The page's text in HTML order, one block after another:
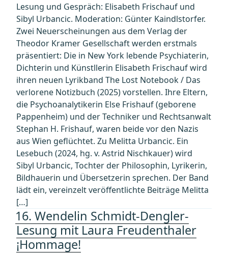
Lesung und Gespräch: Elisabeth Frischauf und
Sibyl Urbancic. Moderation: Günter Kaindlstorfer.
Zwei Neuerscheinungen aus dem Verlag der
Theodor Kramer Gesellschaft werden erstmals
präsentiert: Die in New York lebende Psychiaterin,
Dichterin und Künstllerin Elisabeth Frischauf wird
ihren neuen Lyrikband The Lost Notebook / Das
verlorene Notizbuch (2025) vorstellen. Ihre Eltern,
die Psychoanalytikerin Else Frishauf (geborene
Pappenheim) und der Techniker und Rechtsanwalt
Stephan H. Frishauf, waren beide vor den Nazis
aus Wien geflüchtet. Zu Melitta Urbancic. Ein
Lesebuch (2024, hg. v. Astrid Nischkauer) wird
Sibyl Urbancic, Tochter der Philosophin, Lyrikerin,
Bildhauerin und Übersetzerin sprechen. Der Band
lädt ein, vereinzelt veröffentlichte Beiträge Melitta
[…]
16. Wendelin Schmidt-Dengler-
Lesung mit Laura Freudenthaler
¡Hommage!